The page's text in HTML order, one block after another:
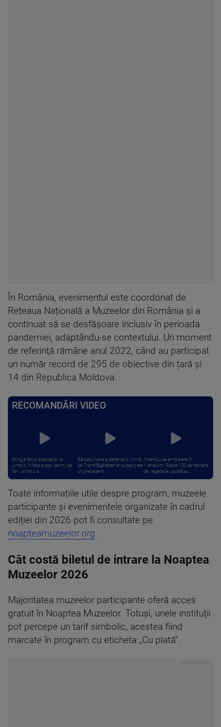
În România, evenimentul este coordonat de
Rețeaua Națională a Muzeelor din România și a
continuat să se desfășoare inclusiv în perioada
pandemiei, adaptându-se contextului. Un moment
de referință rămâne anul 2022, când au participat
un număr record de 295 de obiective din țară și
14 din Republica Moldova.
RECOMANDĂRI VIDEO
Sting a făcut spectacol la
Untold, în fața a zeci de mii de
fani. Artistul a ...
Bărbatul care a desenat o inimă
pe Transfăgărășan ar putea crea
un precedent. ...
Incendiu de amploare în
Mehedinți. Peste 100 de hectare
de vegetație uscată au ...
Toate informațiile utile despre program, muzeele
participante și evenimentele organizate în cadrul
ediției din 2026 pot fi consultate pe
noapteamuzeelor.org.
Cât costă biletul de intrare la Noaptea
Muzeelor 2026
Majoritatea muzeelor participante oferă acces
gratuit în Noaptea Muzeelor. Totuși, unele instituții
pot percepe un tarif simbolic, acestea fiind
marcate în program cu eticheta „Cu plată”.